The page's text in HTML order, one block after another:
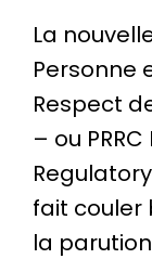
La
Personne
Respect
– ou
fait couler
la